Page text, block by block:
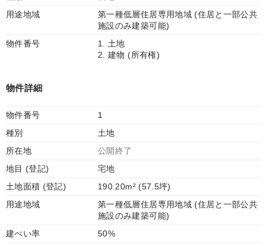
用途地域
第一種低層住居専用地域 (住居と一部公共
施設のみ建築可能)
物件番号
1. 土地
2. 建物 (所有権)
物件詳細
物件番号
1
種別
土地
所在地
公開終了
地目 (登記)
宅地
土地面積 (登記)
190.20m² (57.5坪)
用途地域
第一種低層住居専用地域 (住居と一部公共
施設のみ建築可能)
建ぺい率
50%